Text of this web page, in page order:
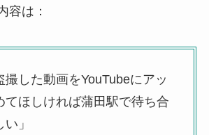
容は：
撮した動画をYouTubeにアッ
てほしければ蒲田駅で待ち合
」